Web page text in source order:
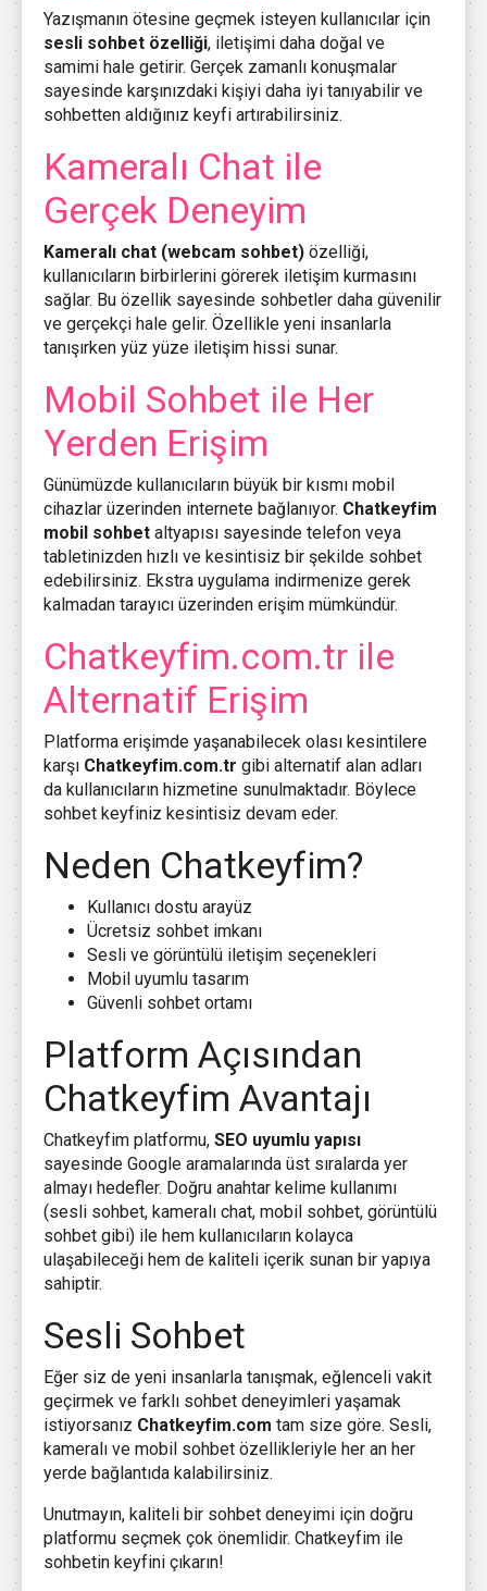
Yazışmanın ötesine geçmek isteyen kullanıcılar için
sesli sohbet özelliği, iletişimi daha doğal ve
samimi hale getirir. Gerçek zamanlı konuşmalar
sayesinde karşınızdaki kişiyi daha iyi tanıyabilir ve
sohbetten aldığınız keyfi artırabilirsiniz.
Kameralı Chat ile
Gerçek Deneyim
Kameralı chat (webcam sohbet) özelliği,
kullanıcıların birbirlerini görerek iletişim kurmasını
sağlar. Bu özellik sayesinde sohbetler daha güvenilir
ve gerçekçi hale gelir. Özellikle yeni insanlarla
tanışırken yüz yüze iletişim hissi sunar.
Mobil Sohbet ile Her
Yerden Erişim
Günümüzde kullanıcıların büyük bir kısmı mobil
cihazlar üzerinden internete bağlanıyor. Chatkeyfim
mobil sohbet altyapısı sayesinde telefon veya
tabletinizden hızlı ve kesintisiz bir şekilde sohbet
edebilirsiniz. Ekstra uygulama indirmenize gerek
kalmadan tarayıcı üzerinden erişim mümkündür.
Chatkeyfim.com.tr ile
Alternatif Erişim
Platforma erişimde yaşanabilecek olası kesintilere
karşı Chatkeyfim.com.tr gibi alternatif alan adları
da kullanıcıların hizmetine sunulmaktadır. Böylece
sohbet keyfiniz kesintisiz devam eder.
Neden Chatkeyfim?
Kullanıcı dostu arayüz
Ücretsiz sohbet imkanı
Sesli ve görüntülü iletişim seçenekleri
Mobil uyumlu tasarım
Güvenli sohbet ortamı
Platform Açısından
Chatkeyfim Avantajı
Chatkeyfim platformu, SEO uyumlu yapısı
sayesinde Google aramalarında üst sıralarda yer
almayı hedefler. Doğru anahtar kelime kullanımı
(sesli sohbet, kameralı chat, mobil sohbet, görüntülü
sohbet gibi) ile hem kullanıcıların kolayca
ulaşabileceği hem de kaliteli içerik sunan bir yapıya
sahiptir.
Sesli Sohbet
Eğer siz de yeni insanlarla tanışmak, eğlenceli vakit
geçirmek ve farklı sohbet deneyimleri yaşamak
istiyorsanız Chatkeyfim.com tam size göre. Sesli,
kameralı ve mobil sohbet özellikleriyle her an her
yerde bağlantıda kalabilirsiniz.
Unutmayın, kaliteli bir sohbet deneyimi için doğru
platformu seçmek çok önemlidir. Chatkeyfim ile
sohbetin keyfini çıkarın!